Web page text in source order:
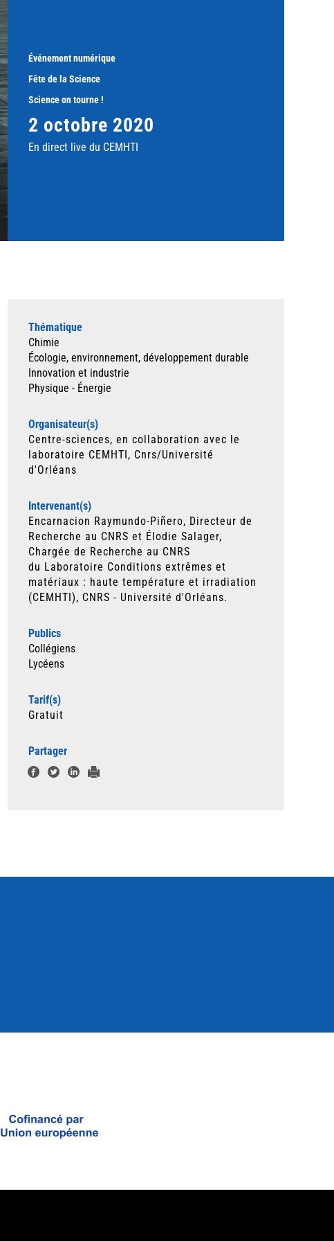
Événement numérique
Fête de la Science
Science on tourne !
2 octobre 2020
En direct live du CEMHTI
Thématique
Chimie
Écologie, environnement, développement durable
Innovation et industrie
Physique - Énergie
Organisateur(s)
Centre-sciences, en collaboration avec le
laboratoire CEMHTI, Cnrs/Université
d'Orléans
Intervenant(s)
Encarnacion Raymundo-Piñero, Directeur de
Recherche au CNRS et Élodie Salager,
Chargée de Recherche au CNRS
du Laboratoire Conditions extrêmes et
matériaux : haute température et irradiation
(CEMHTI), CNRS - Université d'Orléans.
Publics
Collégiens
Lycéens
Tarif(s)
Gratuit
Partager